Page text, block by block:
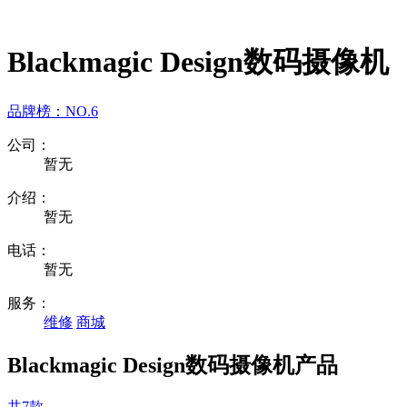
Blackmagic Design数码摄像机
品牌榜： NO.6
公司：
暂无
介绍：
暂无
电话：
暂无
服务：
维修 商城
Blackmagic Design数码摄像机产品